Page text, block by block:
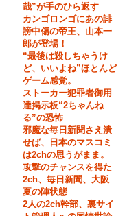
哉”が手のひら返す
カンゴロンゴにあの誹
謗中傷の帝王、山本一
郎が登場！
“最後は殺しちゃうけ
ど、いいよね”ほとんど
ゲーム感覚。
ストーカー犯罪者御用
達掲示板“2ちゃんね
る”の恐怖
邪魔な毎日新聞さえ潰
せば、日本のマスコミ
は2chの思うがまま。
攻撃のチャンスを得た
2ch、毎日新聞、大阪
夏の陣状態
2人の2ch幹部、裏サイ